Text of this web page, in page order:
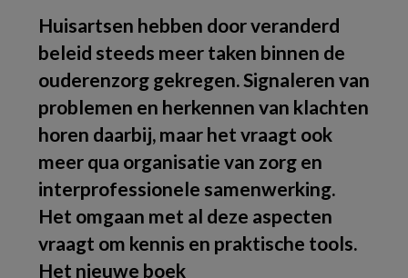
Huisartsen hebben door veranderd
beleid steeds meer taken binnen de
ouderenzorg gekregen. Signaleren van
problemen en herkennen van klachten
horen daarbij, maar het vraagt ook
meer qua organisatie van zorg en
interprofessionele samenwerking.
Het omgaan met al deze aspecten
vraagt om kennis en praktische tools.
Het nieuwe boek